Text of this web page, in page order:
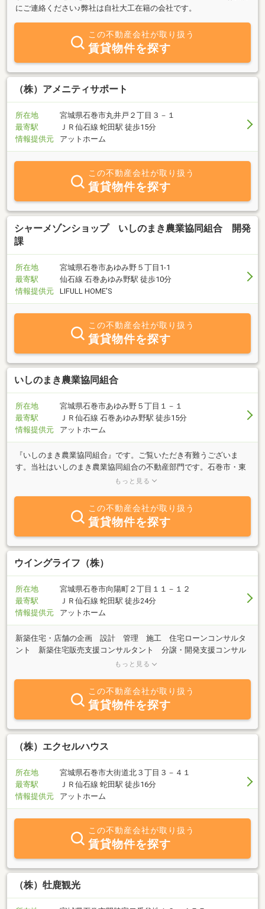
にご連絡ください♪弊社は自社大工在籍の会社です。
この不動産会社が取り扱う
賃貸物件を探す
（株）アメニティサポート
所在地
宮城県石巻市丸井戸２丁目３－１
最寄駅
ＪＲ仙石線 蛇田駅 徒歩15分
情報提供元
アットホーム
この不動産会社が取り扱う
賃貸物件を探す
シャーメゾンショップ いしのまき農業協同組合 開発
課
所在地
宮城県石巻市あゆみ野５丁目1-1
最寄駅
仙石線 石巻あゆみ野駅 徒歩10分
情報提供元
LIFULL HOME'S
この不動産会社が取り扱う
賃貸物件を探す
いしのまき農業協同組合
所在地
宮城県石巻市あゆみ野５丁目１－１
最寄駅
ＪＲ仙石線 石巻あゆみ野駅 徒歩15分
情報提供元
アットホーム
『いしのまき農業協同組合』です。ご覧いただき有難うございま
す。当社はいしのまき農業協同組合の不動産部門です。石巻市・東
松島市及び周辺エリアにおきまして賃貸物件のご紹介と管理及び売
精通した当社ならではのオススメ物件をご紹介させていただきま
す。また当社管理の賃貸物件についてはご入居後のトラブル回避な
どもご相談いただいております。皆さまからのお問合せをお待ち申
し上げます。
もっと見る
この不動産会社が取り扱う
賃貸物件を探す
ウイングライフ（株）
所在地
宮城県石巻市向陽町２丁目１１－１２
最寄駅
ＪＲ仙石線 蛇田駅 徒歩24分
情報提供元
アットホーム
新築住宅・店舗の企画 設計 管理 施工 住宅ローンコンサルタ
ント 新築住宅販売支援コンサルタント 分譲・開発支援コンサル
タント、 ミスターオーナー事業 リフォーム事業部 知っ得達人
住宅建築コーディネーター事業部 不動産コンサルタント ファイ
ナンシャルプランニング事業、相続支援コンサルティング・家族信
託普及協会会員、賃貸管理業 不動産仲介事業 資産形成 資産運
用 財産形成 土地活用、各種リフォーム 競売不動産取得代行
任意売却支援事業 製品販売 太陽光システム インテリアデザイ
ン 家具販売 家電販売 貸アパート・マンション 賃貸戸建 マン
古マンション 売中古一戸建 売土地 売工場・倉庫 売事務所・店舗 投
資用・その他
もっと見る
この不動産会社が取り扱う
賃貸物件を探す
（株）エクセルハウス
所在地
宮城県石巻市大街道北３丁目３－４１
最寄駅
ＪＲ仙石線 蛇田駅 徒歩16分
情報提供元
アットホーム
この不動産会社が取り扱う
賃貸物件を探す
（株）牡鹿観光